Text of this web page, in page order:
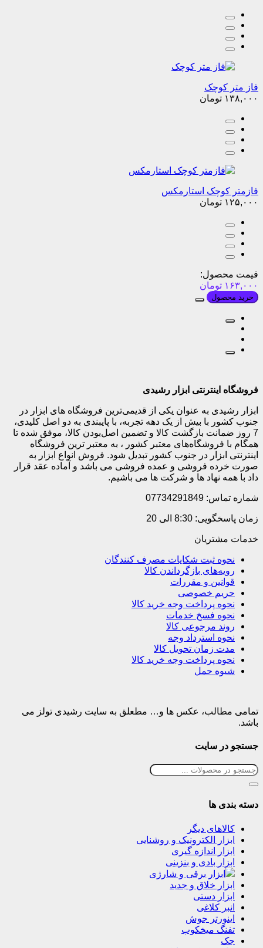
فاز متر کوچک
۱۳۸,۰۰۰ تومان
فازمتر کوچک استارمکس
۱۲۵,۰۰۰ تومان
قیمت محصول:
۱۶۳,۰۰۰ تومان
خرید محصول
فروشگاه اینترنتی ابزار رشیدی
ابزار رشیدی به عنوان یکی از قدیمی‌ترین فروشگاه های ابزار در
جنوب کشور با بیش از یک دهه تجربه، با پایبندی به دو اصل کلیدی،
7 روز ضمانت بازگشت کالا و تضمین اصل‌بودن کالا، موفق شده تا
همگام با فروشگاه‌های معتبر کشور ، به معتبر ترین فروشگاه
اینترنتی ابزار در جنوب کشور تبدیل شود. فروش انواع ابزار به
صورت خرده فروشی و عمده فروشی می باشد و آماده عقد قرار
داد با همه نهاد ها و شرکت ها می باشیم.
شماره تماس: 07734291849
زمان پاسخگویی: 8:30 الی 20
خدمات مشتریان
نحوه ثبت شکایات مصرف کنندگان
رویه‌های بازگرداندن کالا
قوانین و مقررات
حریم خصوصی
نحوه پرداخت وجه خرید کالا
نحوه فسخ خدمات
روند مرجوعی کالا
نحوه استرداد وجه
مدت زمان تحویل کالا
نحوه پرداخت وجه خرید کالا
شیوه حمل
تمامی مطالب، عکس ها و… مطعلق به سایت رشیدی تولز می
باشد.
جستجو در سایت
دسته بندی ها
کالاهای دیگر
ابزار الکترونیک و روشنایی
ابزار اندازه گیری
ابزار بادی و بنزینی
ابزار برقی و شارژی
ابزار خلاق و جدید
ابزار دستی
انبر کلاغی
اینورتر جوش
تفنگ میخکوب
جک